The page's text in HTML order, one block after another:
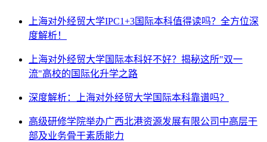
上海对外经贸大学IPC1+3国际本科值得读吗？全方位深
度解析！
上海对外经贸大学国际本科好不好？揭秘这所"双一
流"高校的国际化升学之路
深度解析：上海对外经贸大学国际本科靠谱吗？
高级研修学院举办广西北港资源发展有限公司中高层干
部及业务骨干素质能力